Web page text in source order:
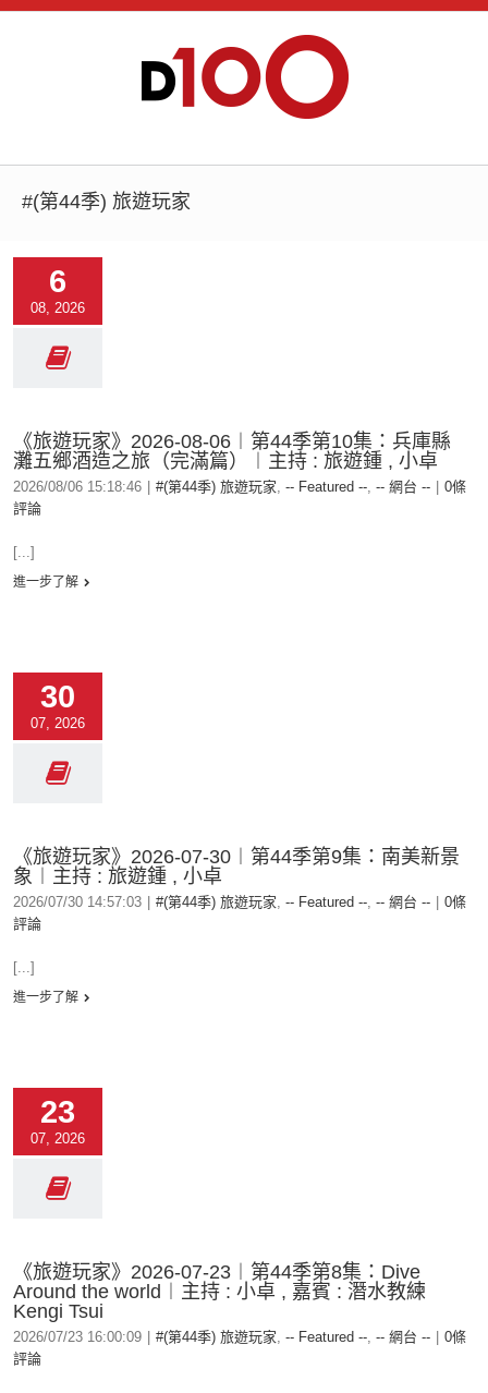
#(第44季) 旅遊玩家
6
08, 2026
《旅遊玩家》2026-08-06︱第44季第10集：兵庫縣
灘五鄉酒造之旅（完滿篇）︱主持 : 旅遊鍾 , 小卓
2026/08/06 15:18:46 #(第44季) 旅遊玩家, -- Featured --, -- 網台 --
0條
評論
[...]
進一步了解
30
07, 2026
《旅遊玩家》2026-07-30︱第44季第9集：南美新景
象︱主持 : 旅遊鍾 , 小卓
2026/07/30 14:57:03 #(第44季) 旅遊玩家, -- Featured --, -- 網台 --
0條
評論
[...]
進一步了解
23
07, 2026
《旅遊玩家》2026-07-23︱第44季第8集：Dive
Around the world︱主持 : 小卓 , 嘉賓 : 潛水教練
Kengi Tsui
2026/07/23 16:00:09 #(第44季) 旅遊玩家, -- Featured --, -- 網台 --
0條
評論